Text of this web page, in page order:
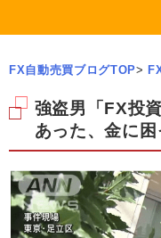
FX自動売買ブログTOP>
強盗男「FX投
あった、金に困